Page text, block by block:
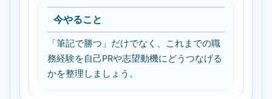
今やること
「筆記で勝つ」だけでなく、これまでの職
務経験を自己PRや志望動機にどうつなげる
かを整理しましょう。